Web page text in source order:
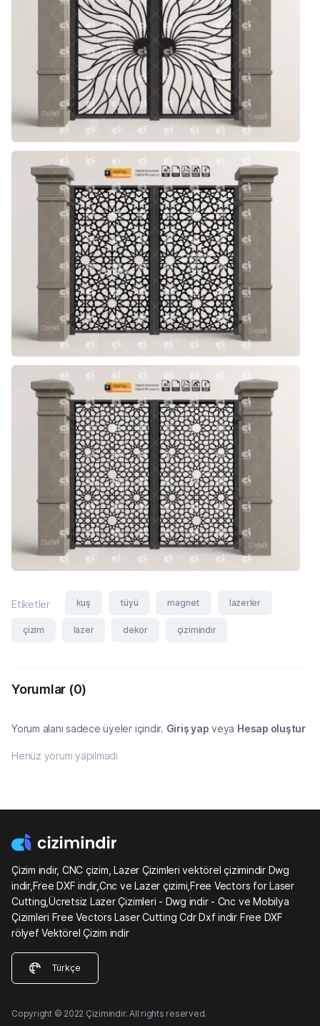
Etiketler kuş tüyü magnet lazerler
çizim lazer dekor çizimindir
Yorumlar (0)
Yorum alanı sadece üyeler içindir. Giriş yap veya Hesap oluştur
Henüz yorum yapılmadı
Çizim indir, CNC çizim, Lazer Çizimleri vektörel çizimindir Dwg
indir,Free DXF indir,Cnc ve Lazer çizimi,Free Vectors for Laser
Cutting,Ücretsiz Lazer Çizimleri - Dwg indir - Cnc ve Mobilya
Çizimleri Free Vectors Laser Cutting Cdr Dxf indir Free DXF
rölyef Vektörel Çizim indir
Türkçe
Copyright © 2022 Çizimindir. All rights reserved.